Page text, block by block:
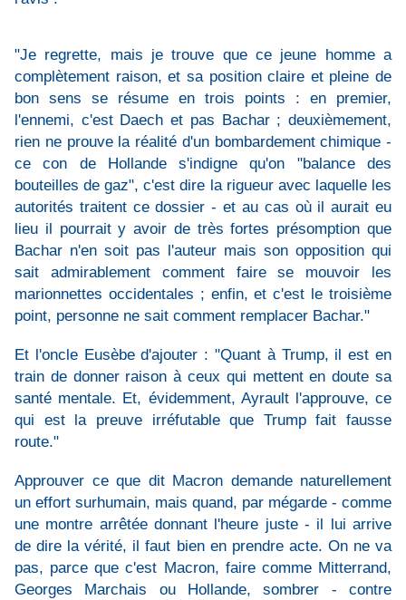
"Je regrette, mais je trouve que ce jeune homme a
complètement raison, et sa position claire et pleine de
bon sens se résume en trois points : en premier,
l'ennemi, c'est Daech et pas Bachar ; deuxièmement,
rien ne prouve la réalité d'un bombardement chimique -
ce con de Hollande s'indigne qu'on "balance des
bouteilles de gaz", c'est dire la rigueur avec laquelle les
autorités traitent ce dossier - et au cas où il aurait eu
lieu il pourrait y avoir de très fortes présomption que
Bachar n'en soit pas l'auteur mais son opposition qui
sait admirablement comment faire se mouvoir les
marionnettes occidentales ; enfin, et c'est le troisième
point, personne ne sait comment remplacer Bachar."
Et l'oncle Eusèbe d'ajouter : "Quant à Trump, il est en
train de donner raison à ceux qui mettent en doute sa
santé mentale. Et, évidemment, Ayrault l'approuve, ce
qui est la preuve irréfutable que Trump fait fausse
route."
Approuver ce que dit Macron demande naturellement
un effort surhumain, mais quand, par mégarde - comme
une montre arrêtée donnant l'heure juste - il lui arrive
de dire la vérité, il faut bien en prendre acte. On ne va
pas, parce que c'est Macron, faire comme Mitterrand,
Georges Marchais ou Hollande, sombrer - contre